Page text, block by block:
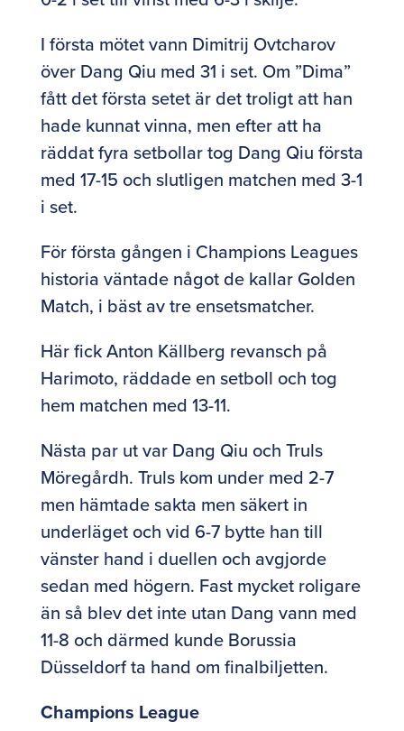
I första mötet vann Dimitrij Ovtcharov
över Dang Qiu med 31 i set. Om ”Dima”
fått det första setet är det troligt att han
hade kunnat vinna, men efter att ha
räddat fyra setbollar tog Dang Qiu första
med 17-15 och slutligen matchen med 3-1
i set.
För första gången i Champions Leagues
historia väntade något de kallar Golden
Match, i bäst av tre ensetsmatcher.
Här fick Anton Källberg revansch på
Harimoto, räddade en setboll och tog
hem matchen med 13-11.
Nästa par ut var Dang Qiu och Truls
Möregårdh. Truls kom under med 2-7
men hämtade sakta men säkert in
underläget och vid 6-7 bytte han till
vänster hand i duellen och avgjorde
sedan med högern. Fast mycket roligare
än så blev det inte utan Dang vann med
11-8 och därmed kunde Borussia
Düsseldorf ta hand om finalbiljetten.
Champions League